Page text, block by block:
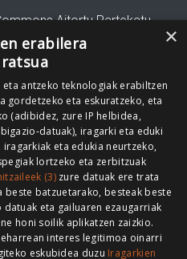
Aitortu Partekatu
garatua
PUBLIZITATEA
RSS
×
erabilera
antzeko teknologiak erabiltzen
gordetzeko eta eskuratzeko, eta
(adibidez, zure IP helbidea,
datuak), iragarki eta eduki
eta edukia neurtzeko,
lortzeko eta zerbitzuak
(3)zure datuak ere trata
batzuetarako, besteak beste
eta gailuaren ezaugarriak
honi soilik aplikatzen zaizkio.
interes legitimoa oinarri
eskubidea duzu Iragarkien